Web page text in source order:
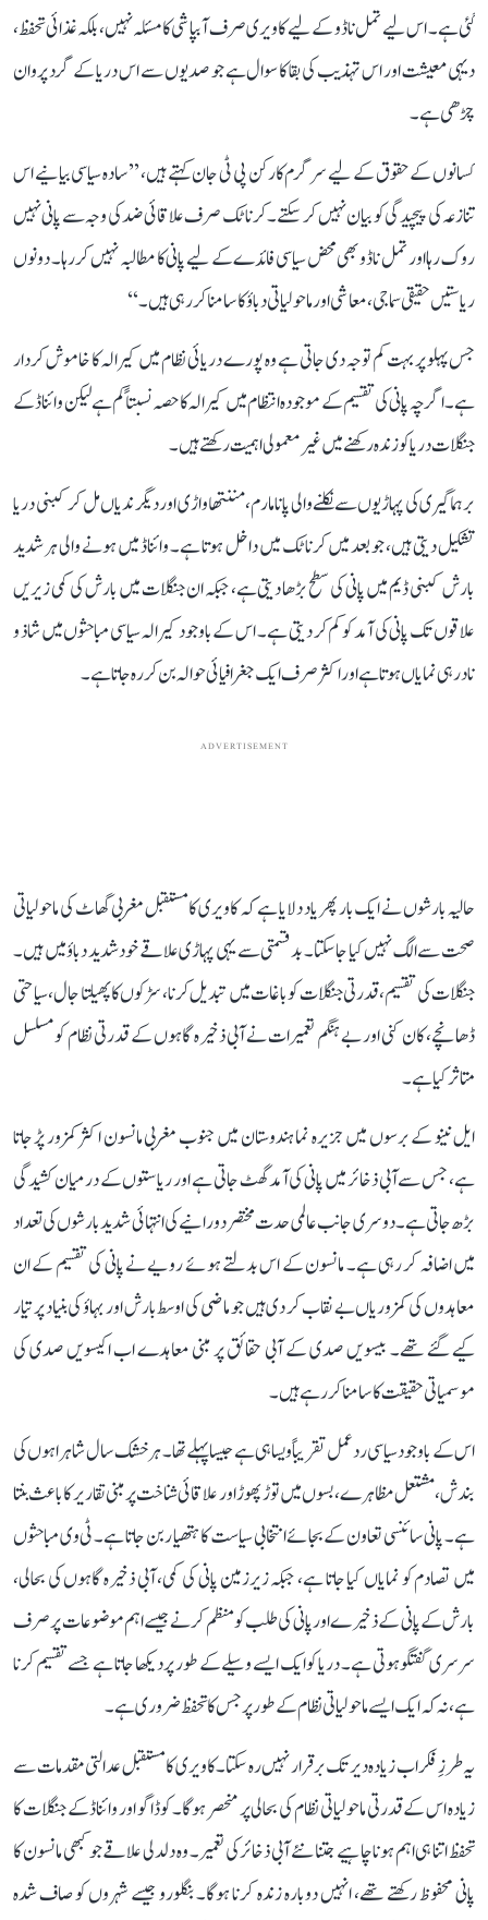
گئی ہے۔ اس لیے تمل ناڈو کے لیے کاویری صرف آبپاشی کا مسئلہ نہیں، بلکہ غذائی تحفظ،
دیہی معیشت اور اس تہذیب کی بقا کا سوال ہے جو صدیوں سے اس دریا کے گرد پروان
چڑھی ہے۔
کسانوں کے حقوق کے لیے سرگرم کارکن پی ٹی جان کہتے ہیں، ’’سادہ سیاسی بیانیے اس
تنازعہ کی پیچیدگی کو بیان نہیں کر سکتے۔ کرناٹک صرف علاقائی ضد کی وجہ سے پانی نہیں
روک رہا اور تمل ناڈو بھی محض سیاسی فائدے کے لیے پانی کا مطالبہ نہیں کر رہا۔ دونوں
ریاستیں حقیقی سماجی، معاشی اور ماحولیاتی دباؤ کا سامنا کر رہی ہیں۔‘‘
جس پہلو پر بہت کم توجہ دی جاتی ہے وہ پورے دریائی نظام میں کیرالہ کا خاموش کردار
ہے۔ اگرچہ پانی کی تقسیم کے موجودہ انتظام میں کیرالہ کا حصہ نسبتاً کم ہے لیکن وائناڈ کے
جنگلات دریا کو زندہ رکھنے میں غیر معمولی اہمیت رکھتے ہیں۔
برہماگیری کی پہاڑیوں سے نکلنے والی پانامارم، مننتھاواڑی اور دیگر ندیاں مل کر کبنی دریا
تشکیل دیتی ہیں، جو بعد میں کرناٹک میں داخل ہوتا ہے۔ وائناڈ میں ہونے والی ہر شدید
بارش کبنی ڈیم میں پانی کی سطح بڑھا دیتی ہے، جبکہ ان جنگلات میں بارش کی کمی زیریں
علاقوں تک پانی کی آمد کو کم کر دیتی ہے۔ اس کے باوجود کیرالہ سیاسی مباحثوں میں شاذ و
نادر ہی نمایاں ہوتا ہے اور اکثر صرف ایک جغرافیائی حوالہ بن کر رہ جاتا ہے۔
ADVERTISEMENT
حالیہ بارشوں نے ایک بار پھر یاد دلایا ہے کہ کاویری کا مستقبل مغربی گھاٹ کی ماحولیاتی
صحت سے الگ نہیں کیا جا سکتا۔ بدقسمتی سے یہی پہاڑی علاقے خود شدید دباؤ میں ہیں۔
جنگلات کی تقسیم، قدرتی جنگلات کو باغات میں تبدیل کرنا، سڑکوں کا پھیلتا جال، سیاحتی
ڈھانچے، کان کنی اور بے ہنگم تعمیرات نے آبی ذخیرہ گاہوں کے قدرتی نظام کو مسلسل
متاثر کیا ہے۔
ایل نینو کے برسوں میں جزیرہ نما ہندوستان میں جنوب مغربی مانسون اکثر کمزور پڑ جاتا
ہے، جس سے آبی ذخائر میں پانی کی آمد گھٹ جاتی ہے اور ریاستوں کے درمیان کشیدگی
بڑھ جاتی ہے۔ دوسری جانب عالمی حدت مختصر دورانیے کی انتہائی شدید بارشوں کی تعداد
میں اضافہ کر رہی ہے۔ مانسون کے اس بدلتے ہوئے رویے نے پانی کی تقسیم کے ان
معاہدوں کی کمزوریاں بے نقاب کر دی ہیں جو ماضی کی اوسط بارش اور بہاؤ کی بنیاد پر تیار
کیے گئے تھے۔ بیسویں صدی کے آبی حقائق پر مبنی معاہدے اب اکیسویں صدی کی
موسمیاتی حقیقت کا سامنا کر رہے ہیں۔
اس کے باوجود سیاسی ردعمل تقریباً ویسا ہی ہے جیسا پہلے تھا۔ ہر خشک سال شاہراہوں کی
بندش، مشتعل مظاہرے، بسوں میں توڑ پھوڑ اور علاقائی شناخت پر مبنی تقاریر کا باعث بنتا
ہے۔ پانی سائنسی تعاون کے بجائے انتخابی سیاست کا ہتھیار بن جاتا ہے۔ ٹی وی مباحثوں
میں تصادم کو نمایاں کیا جاتا ہے، جبکہ زیرزمین پانی کی کمی، آبی ذخیرہ گاہوں کی بحالی،
بارش کے پانی کے ذخیرے اور پانی کی طلب کو منظم کرنے جیسے اہم موضوعات پر صرف
سرسری گفتگو ہوتی ہے۔ دریا کو ایک ایسے وسیلے کے طور پر دیکھا جاتا ہے جسے تقسیم کرنا
ہے، نہ کہ ایک ایسے ماحولیاتی نظام کے طور پر جس کا تحفظ ضروری ہے۔
یہ طرزِ فکر اب زیادہ دیر تک برقرار نہیں رہ سکتا۔ کاویری کا مستقبل عدالتی مقدمات سے
زیادہ اس کے قدرتی ماحولیاتی نظام کی بحالی پر منحصر ہوگا۔ کوڈاگو اور وائناڈ کے جنگلات کا
تحفظ اتنا ہی اہم ہونا چاہیے جتنا نئے آبی ذخائر کی تعمیر۔ وہ دلدلی علاقے جو کبھی مانسون کا
پانی محفوظ رکھتے تھے، انہیں دوبارہ زندہ کرنا ہوگا۔ بنگلورو جیسے شہروں کو صاف شدہ